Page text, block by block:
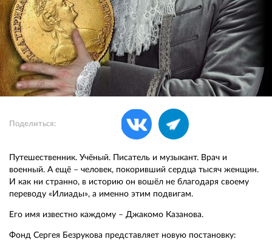
Поделиться:
Путешественник. Учёный. Писатель и музыкант. Врач и
военный. А ещё – человек, покоривший сердца тысяч женщин.
И как ни странно, в историю он вошёл не благодаря своему
переводу «Илиады», а именно этим подвигам.
Его имя известно каждому – Джакомо Казанова.
Фонд Сергея Безрукова представляет новую постановку: